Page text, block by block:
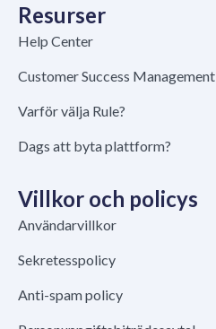
Resurser
Help Center
Customer Success Management
Varför välja Rule?
Dags att byta plattform?
Villkor och policys
Användarvillkor
Sekretesspolicy
Anti-spam policy